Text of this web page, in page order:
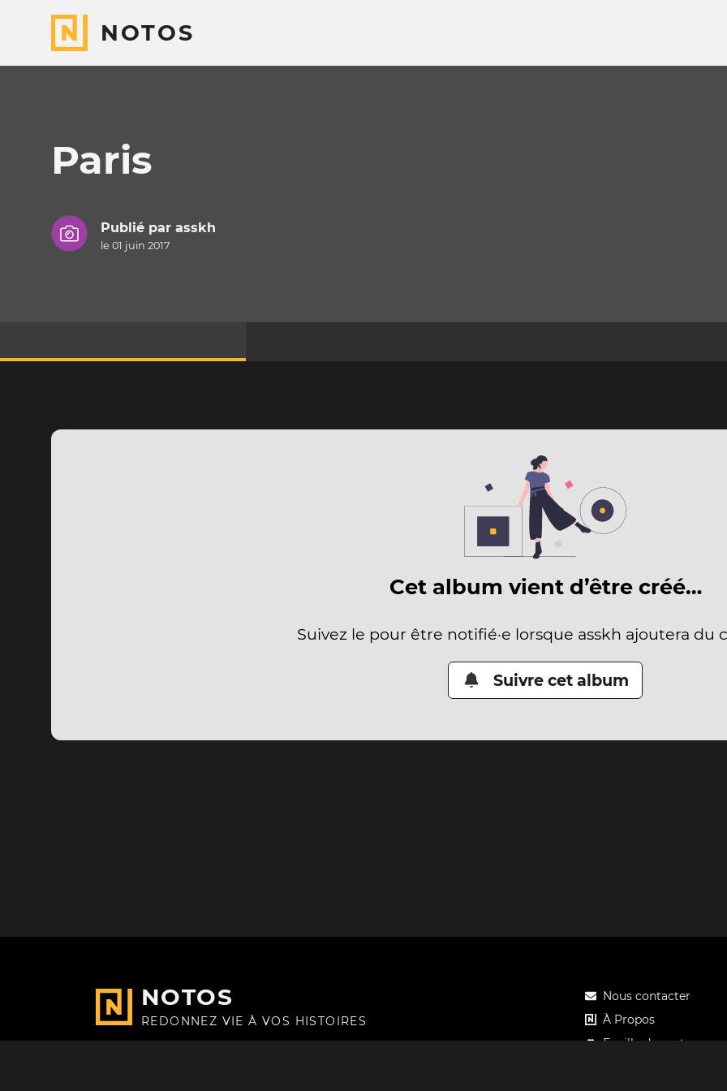
NOTOS
Paris
Publié par asskh
le 01 juin 2017
Cet album vient d’être créé…
Suivez le pour être notifié·e lorsque asskh ajoutera du
Suivre cet album
NOTOS
REDONNEZ VIE À VOS HISTOIRES
Nous contacter
À Propos
Feuille de route